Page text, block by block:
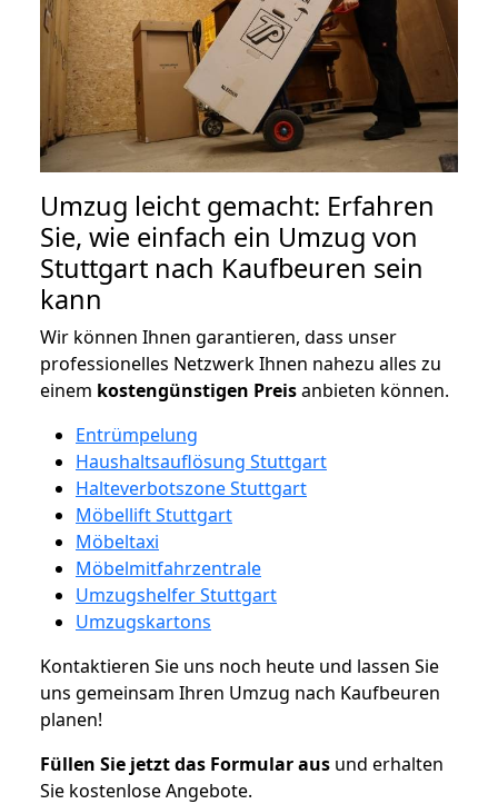
Umzug leicht gemacht: Erfahren
Sie, wie einfach ein Umzug von
Stuttgart nach Kaufbeuren sein
kann
Wir können Ihnen garantieren, dass unser
professionelles Netzwerk Ihnen nahezu alles zu
einem kostengünstigen Preisanbieten können.
Entrümpelung
Haushaltsauflösung Stuttgart
Halteverbotszone Stuttgart
Möbellift Stuttgart
Möbeltaxi
Möbelmitfahrzentrale
Umzugshelfer Stuttgart
Umzugskartons
Kontaktieren Sie uns noch heute und lassen Sie
uns gemeinsam Ihren Umzug nach Kaufbeuren
planen!
Füllen Sie jetzt das Formular aus und erhalten
Sie kostenlose Angebote.